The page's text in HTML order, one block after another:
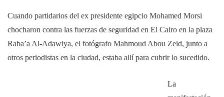
Cuando partidarios del ex presidente egipcio Mohamed Morsi
chocharon contra las fuerzas de seguridad en El Cairo en la plaza
Raba’a Al-Adawiya, el fotógrafo Mahmoud Abou Zeid, junto a
otros periodistas en la ciudad, estaba allí para cubrir lo sucedido.
La